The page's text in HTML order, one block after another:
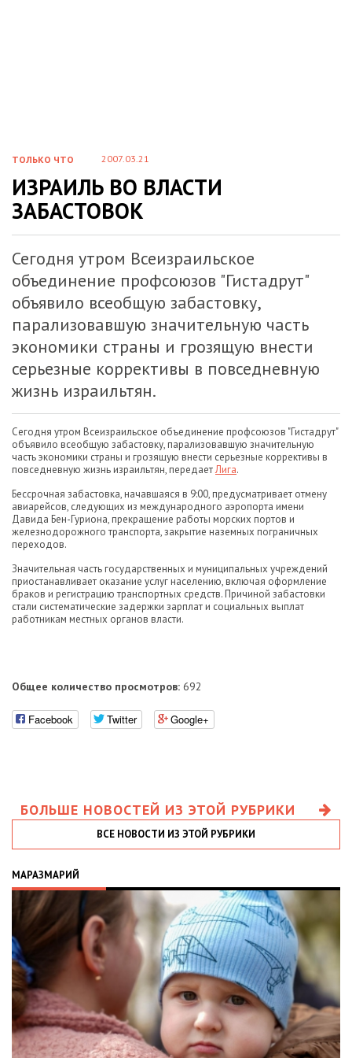
ТОЛЬКО ЧТО 2007.03.21
ИЗРАИЛЬ ВО ВЛАСТИ
ЗАБАСТОВОК
Сегодня утром Всеизраильское
объединение профсоюзов "Гистадрут"
объявило всеобщую забастовку,
парализовавшую значительную часть
экономики страны и грозящую внести
серьезные коррективы в повседневную
жизнь израильтян.
Сегодня утром Всеизраильское объединение профсоюзов "Гистадрут"
объявило всеобщую забастовку, парализовавшую значительную
часть экономики страны и грозящую внести серьезные коррективы в
повседневную жизнь израильтян, передаетЛига.
Бессрочная забастовка, начавшаяся в 9:00, предусматривает отмену
авиарейсов, следующих из международного аэропорта имени
Давида Бен-Гуриона, прекращение работы морских портов и
железнодорожного транспорта, закрытие наземных пограничных
переходов.
Значительная часть государственных и муниципальных учреждений
приостанавливает оказание услуг населению, включая оформление
браков и регистрацию транспортных средств. Причиной забастовки
стали систематические задержки зарплат и социальных выплат
работникам местных органов власти.
Общее количество просмотров: 692
Facebook Twitter Google+
БОЛЬШЕ НОВОСТЕЙ ИЗ ЭТОЙ РУБРИКИ
ВСЕ НОВОСТИ ИЗ ЭТОЙ РУБРИКИ
МАРАЗМАРИЙ